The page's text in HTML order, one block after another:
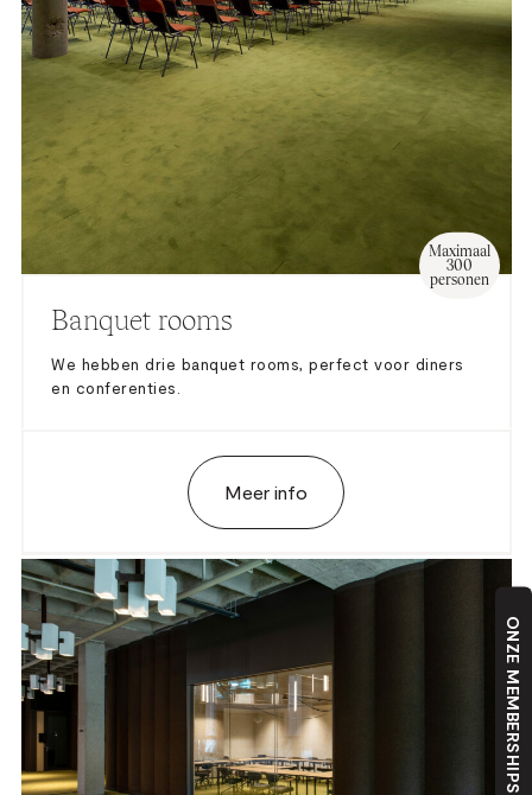
— Sprekersdesk met 2 gooseneck microfoons
— Verplichte technicus niet inbegrepen
Banquet rooms
Maximaal
300
personen
We hebben drie banquet rooms, perfect voor diners
en conferenties.
Meer info
ONZE MEMBERSHIPS